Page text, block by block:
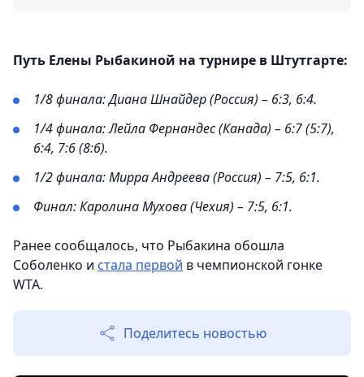
Путь Елены Рыбакиной на турнире в Штутгарте:
1/8 финала: Диана Шнайдер (Россия) – 6:3, 6:4.
1/4 финала: Лейла Фернандес (Канада) – 6:7 (5:7),
6:4, 7:6 (8:6).
1/2 финала: Мирра Андреева (Россия) – 7:5, 6:1.
Финал: Каролина Мухова (Чехия) – 7:5, 6:1.
Ранее сообщалось, что Рыбакина обошла
Соболенко и стала первой в чемпионской гонке
WTA.
Поделитесь новостью